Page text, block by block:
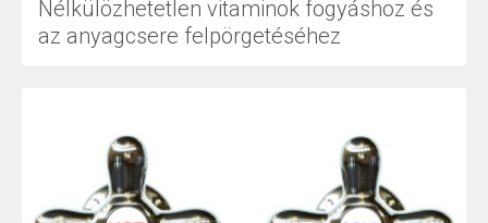
Nélkülözhetetlen vitaminok fogyáshoz és
az anyagcsere felpörgetéséhez